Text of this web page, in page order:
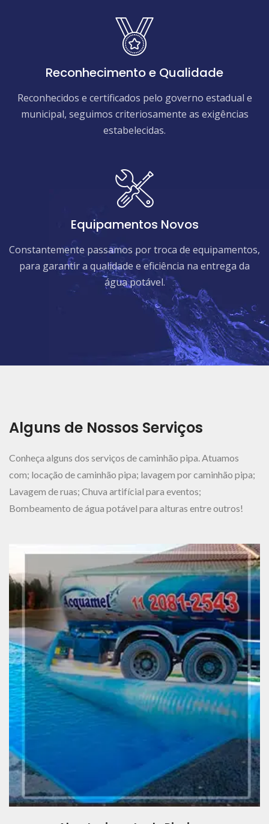
Reconhecimento e Qualidade
Reconhecidos e certificados pelo governo estadual e
municipal, seguimos criteriosamente as exigências
estabelecidas.
Equipamentos Novos
Constantemente passamos por troca de equipamentos,
para garantir a qualidade e eficiência na entrega da
água potável.
Alguns de Nossos Serviços
Conheça alguns dos serviços de caminhão pipa. Atuamos
com; locação de caminhão pipa; lavagem por caminhão pipa;
Lavagem de ruas; Chuva artifícial para eventos;
Bombeamento de água potável para alturas entre outros!